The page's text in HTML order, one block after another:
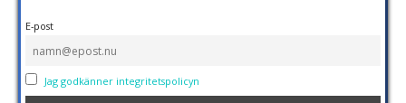
E-post
Jag godkänner integritetspolicyn